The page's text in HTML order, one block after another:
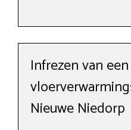
Infrezen van een
Nieuwe Niedorp